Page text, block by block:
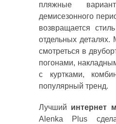
пляжные
демисезонного
возвращается
отдельных
смотреться в
погонами,
с куртками,
популярный тренд.
Лучший интернет
Alenka Plus